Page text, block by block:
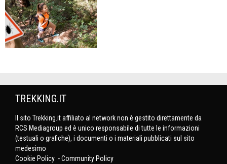
TREKKING.IT
Il sito Trekking.it affiliato al network non è gestito direttamente da
RCS Mediagroup ed è unico responsabile di tutte le informazioni
(testuali o grafiche), i documenti o i materiali pubblicati sul sito
medesimo
Cookie Policy -Community Policy